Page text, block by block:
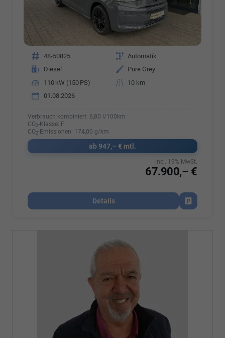
Fahrzeugnr. 48-50825 Getriebe Automatik
Kraftstoff
Diesel Außenfarbe
Pure Grey
Leistung
110 kW (150 PS) Kilometerstand
10 km
01.08.2026
Verbrauch kombiniert: 6,80 l/100km
CO2-Klasse: F
CO2-Emissionen: 174,00 g/km
ab 947,– € mtl.
67.900,– €
incl. 19% MwSt.
Details
Fahrzeug